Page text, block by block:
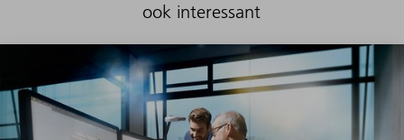
ook interessant